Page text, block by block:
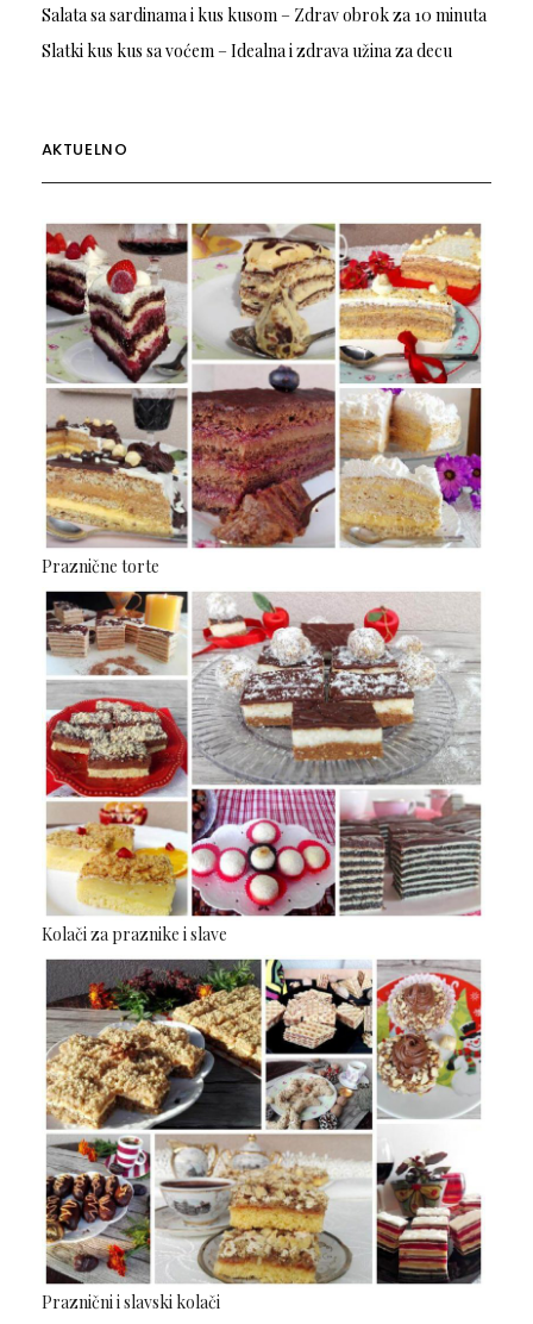
Salata sa sardinama i kus kusom – Zdrav obrok za 10 minuta
Slatki kus kus sa voćem – Idealna i zdrava užina za decu
AKTUELNO
Praznične torte
Kolači za praznike i slave
Praznični i slavski kolači